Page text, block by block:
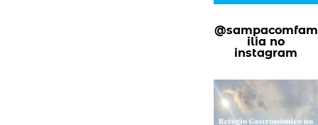
@sampacomfam
ilia no
instagram